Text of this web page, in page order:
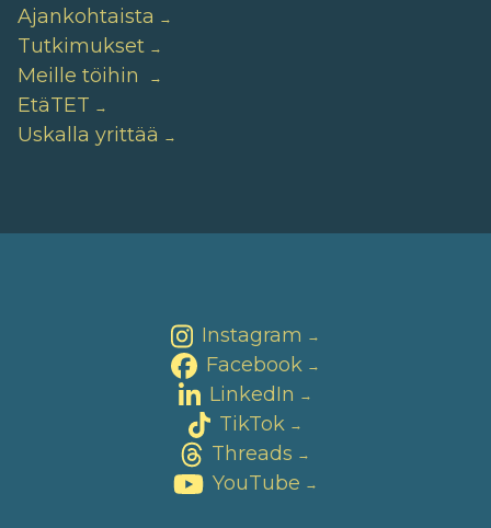
Ajankohtaista
Tutkimukset
Meille töihin
EtäTET
Uskalla yrittää
Instagram →
Facebook →
LinkedIn →
TikTok →
Threads →
YouTube →